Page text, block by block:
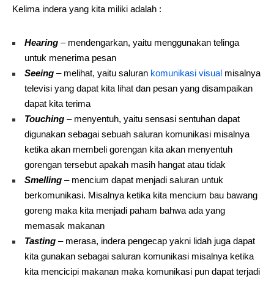
Kelima indera yang kita miliki adalah :
Hearing – mendengarkan, yaitu menggunakan telinga
untuk menerima pesan
Seeing – melihat, yaitu saluran komunikasi visual misalnya
televisi yang dapat kita lihat dan pesan yang disampaikan
dapat kita terima
Touching – menyentuh, yaitu sensasi sentuhan dapat
digunakan sebagai sebuah saluran komunikasi misalnya
ketika akan membeli gorengan kita akan menyentuh
gorengan tersebut apakah masih hangat atau tidak
Smelling – mencium dapat menjadi saluran untuk
berkomunikasi. Misalnya ketika kita mencium bau bawang
goreng maka kita menjadi paham bahwa ada yang
memasak makanan
Tasting – merasa, indera pengecap yakni lidah juga dapat
kita gunakan sebagai saluran komunikasi misalnya ketika
kita mencicipi makanan maka komunikasi pun dapat terjadi